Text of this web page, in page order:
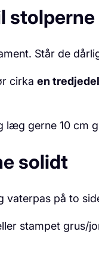
stolperne
Står de
cirka en
læg gerne 10
solidt
vaterpas på to
stampet grus/